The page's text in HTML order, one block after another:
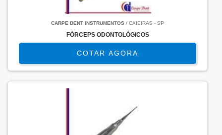
CARPE DENT INSTRUMENTOS / CAIEIRAS - SP
FÓRCEPS ODONTOLÓGICOS
COTAR AGORA